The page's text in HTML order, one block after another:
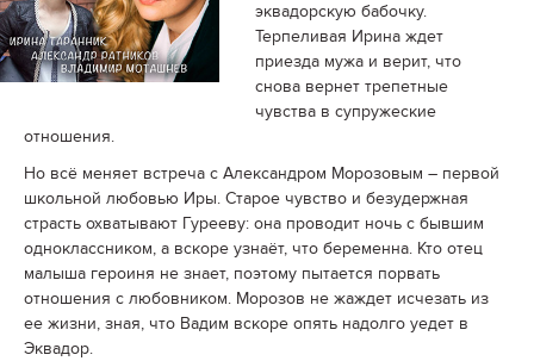
эквадорскую бабочку.
Терпеливая Ирина ждет
приезда мужа и верит, что
снова вернет трепетные
чувства в супружеские
отношения.
Но всё меняет встреча с Александром Морозовым – первой
школьной любовью Иры. Старое чувство и безудержная
страсть охватывают Гурееву: она проводит ночь с бывшим
одноклассником, а вскоре узнаёт, что беременна. Кто отец
малыша героиня не знает, поэтому пытается порвать
отношения с любовником. Морозов не жаждет исчезать из
ее жизни, зная, что Вадим вскоре опять надолго уедет в
Эквадор.